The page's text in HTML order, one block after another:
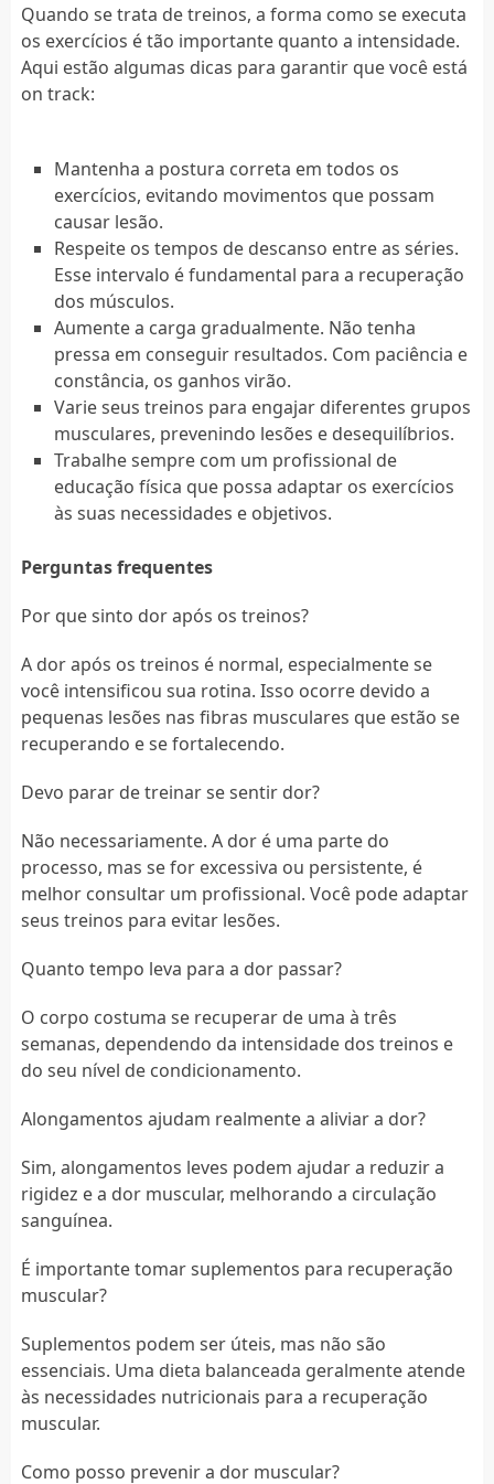
Quando se trata de treinos, a forma como se executa
os exercícios é tão importante quanto a intensidade.
Aqui estão algumas dicas para garantir que você está
on track:
Mantenha a postura correta em todos os
exercícios, evitando movimentos que possam
causar lesão.
Respeite os tempos de descanso entre as séries.
Esse intervalo é fundamental para a recuperação
dos músculos.
Aumente a carga gradualmente. Não tenha
pressa em conseguir resultados. Com paciência e
constância, os ganhos virão.
Varie seus treinos para engajar diferentes grupos
musculares, prevenindo lesões e desequilíbrios.
Trabalhe sempre com um profissional de
educação física que possa adaptar os exercícios
às suas necessidades e objetivos.
Perguntas frequentes
Por que sinto dor após os treinos?
A dor após os treinos é normal, especialmente se
você intensificou sua rotina. Isso ocorre devido a
pequenas lesões nas fibras musculares que estão se
recuperando e se fortalecendo.
Devo parar de treinar se sentir dor?
Não necessariamente. A dor é uma parte do
processo, mas se for excessiva ou persistente, é
melhor consultar um profissional. Você pode adaptar
seus treinos para evitar lesões.
Quanto tempo leva para a dor passar?
O corpo costuma se recuperar de uma à três
semanas, dependendo da intensidade dos treinos e
do seu nível de condicionamento.
Alongamentos ajudam realmente a aliviar a dor?
Sim, alongamentos leves podem ajudar a reduzir a
rigidez e a dor muscular, melhorando a circulação
sanguínea.
É importante tomar suplementos para recuperação
muscular?
Suplementos podem ser úteis, mas não são
essenciais. Uma dieta balanceada geralmente atende
às necessidades nutricionais para a recuperação
muscular.
Como posso prevenir a dor muscular?